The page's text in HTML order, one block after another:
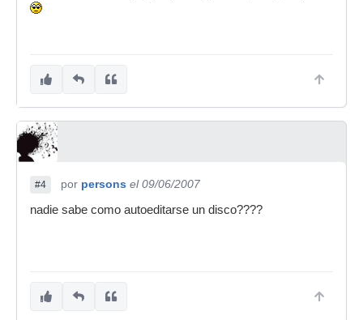
#4 por persons el 09/06/2007
nadie sabe como autoeditarse un disco????